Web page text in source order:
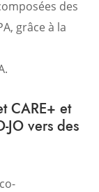
des
grâce à la
CARE+ et
JO vers des